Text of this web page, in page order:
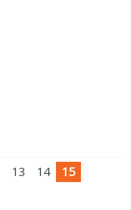
13 14 15